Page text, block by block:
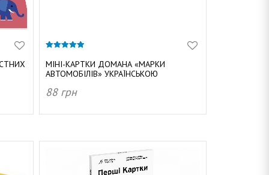
з 5
МІНІ-КАРТКИ ДОМАНА «МАРКИ
АВТОМОБІЛІВ» УКРАЇНСЬКОЮ
88 грн